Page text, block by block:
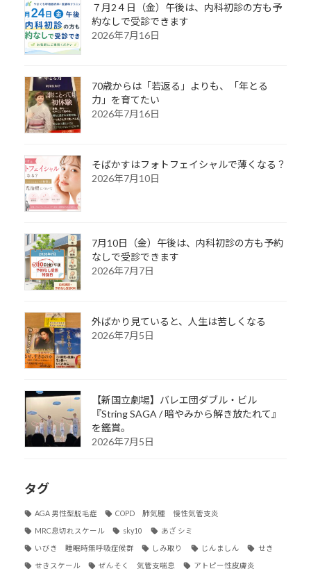
７月2４日（金）午後は、内科初診の方も予
約なしで受診できます
2026年7月16日
70歳からは「若返る」よりも、「年とる
力」を育てたい
2026年7月16日
そばかすはフォトフェイシャルで薄くなる？
2026年7月10日
7月10日（金）午後は、内科初診の方も予約
なしで受診できます
2026年7月7日
外ばかり見ていると、人生は苦しくなる
2026年7月5日
【新国立劇場】バレエ団ダブル・ビル
『String SAGA / 暗やみから解き放たれて』
を鑑賞。
2026年7月5日
タグ
AGA 男性型脱毛症 COPD 肺気腫 慢性気管支炎
MRC息切れスケール sky10 あざ シミ
いびき 睡眠時無呼吸症候群 しみ取り じんましん せき
せきスケール ぜんそく 気管支喘息 アトピー性皮膚炎